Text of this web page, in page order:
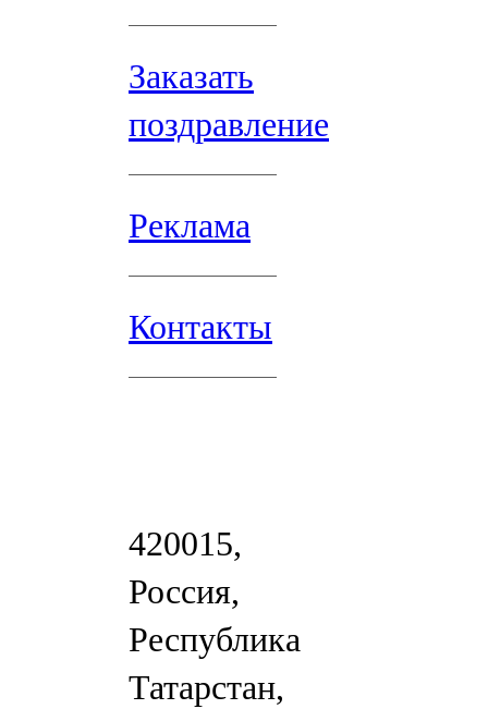
Заказать
поздравление
Реклама
Контакты
420015,
Россия,
Республика
Татарстан,